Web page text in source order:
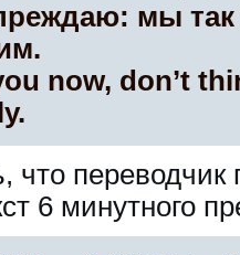
мы так
now, don’t
переводчик
6 минутного